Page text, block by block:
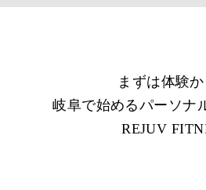
まずは体験か
岐阜で始めるパーソナ
REJUV